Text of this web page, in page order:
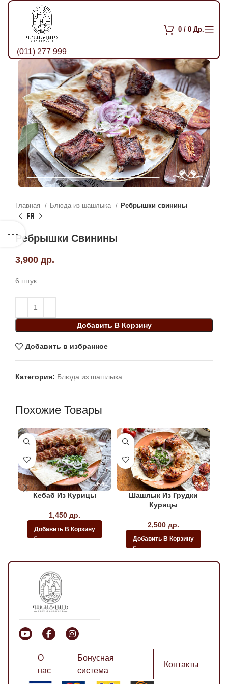
(011) 277 999
0 / 0 Др.
Главная Блюда из шашлыка Ребрышки свинины
Ребрышки Свинины
3,900 др.
6 штук
Добавить В Корзину
Добавить в избранное
Категория: Блюда из шашлыка
Похожие Товары
Кебаб Из Курицы
1,450 др.
Добавить В Корзину
Шашлык Из Грудки
Курицы
2,500 др.
Добавить В Корзину
О
нас
Бонусная
система
Контакты